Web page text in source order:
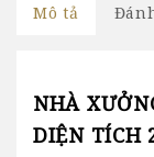
Mô tả
NHÀ
DIỆN TÍCH